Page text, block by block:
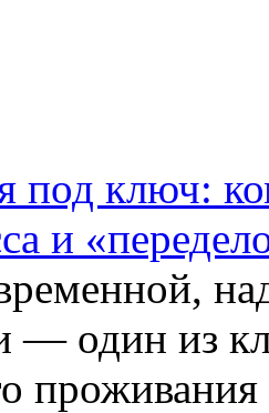
под ключ:
и
— один из
проживания